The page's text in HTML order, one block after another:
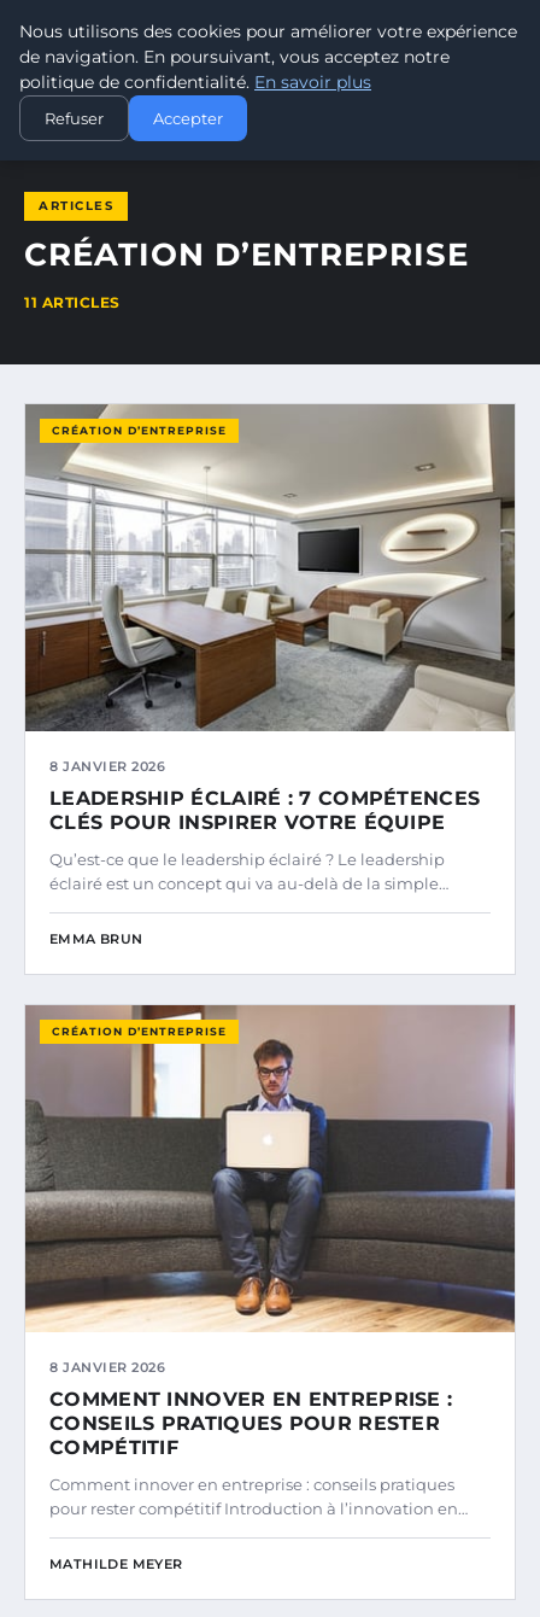
LEAD REVOLUTION
ACCUEIL CRÉATION D’ENTREPRISE
ARTICLES
CRÉATION D’ENTREPRISE
11 ARTICLES
CRÉATION D’ENTREPRISE
8 JANVIER 2026
LEADERSHIP ÉCLAIRÉ : 7 COMPÉTENCES
CLÉS POUR INSPIRER VOTRE ÉQUIPE
Qu’est-ce que le leadership éclairé ? Le leadership
éclairé est un concept qui va au-delà de la simple…
EMMA BRUN
CRÉATION D’ENTREPRISE
8 JANVIER 2026
COMMENT INNOVER EN ENTREPRISE :
CONSEILS PRATIQUES POUR RESTER
COMPÉTITIF
Comment innover en entreprise : conseils pratiques
pour rester compétitif Introduction à l’innovation en…
MATHILDE MEYER
Nous utilisons des cookies pour améliorer votre expérience
de navigation. En poursuivant, vous acceptez notre
politique de confidentialité. En savoir plus
Refuser Accepter